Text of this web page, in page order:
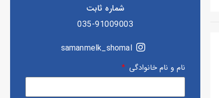
شماره ثابت
035-91009003
samanmelk_shomal
نام و نام خانوادگی